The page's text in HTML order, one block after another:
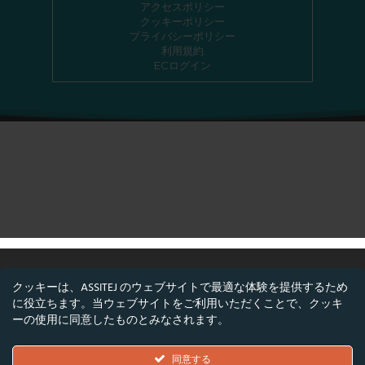
アクセスポリシー
クッキーポリシー
プライバシーポリシー
利用規約
ECログイン
©ASSITEJ - 国際児童・青少年演劇・舞台芸術協
会
Nørregade 26, 1階, 1165 コペンハーゲン, デンマ
クッキーは、ASSITEJ のウェブサイトで最適な体験を提供するため
に役立ちます。当ウェブサイトをご利用いただくことで、クッキ
ーの使用に同意したものとみなされます。
同意する